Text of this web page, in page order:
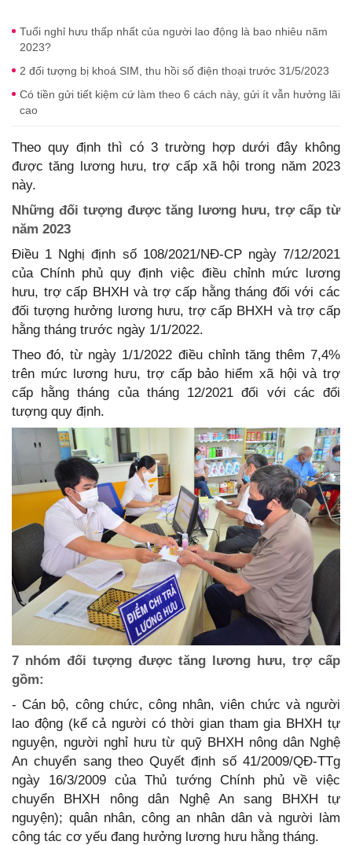
Tuổi nghỉ hưu thấp nhất của người lao động là bao nhiêu năm
2023?
2 đối tượng bị khoá SIM, thu hồi số điện thoại trước 31/5/2023
Có tiền gửi tiết kiệm cứ làm theo 6 cách này, gửi ít vẫn hưởng lãi
cao
Theo quy định thì có 3 trường hợp dưới đây không
được tăng lương hưu, trợ cấp xã hội trong năm 2023
này.
Những đối tượng được tăng lương hưu, trợ cấp từ
năm 2023
Điều 1 Nghị định số 108/2021/NĐ-CP ngày 7/12/2021
của Chính phủ quy định việc điều chỉnh mức lương
hưu, trợ cấp BHXH và trợ cấp hằng tháng đối với các
đối tượng hưởng lương hưu, trợ cấp BHXH và trợ cấp
hằng tháng trước ngày 1/1/2022.
Theo đó, từ ngày 1/1/2022 điều chỉnh tăng thêm 7,4%
trên mức lương hưu, trợ cấp bảo hiểm xã hội và trợ
cấp hằng tháng của tháng 12/2021 đối với các đối
tượng quy định.
7 nhóm đối tượng được tăng lương hưu, trợ cấp
gồm:
- Cán bộ, công chức, công nhân, viên chức và người
lao động (kể cả người có thời gian tham gia BHXH tự
nguyện, người nghỉ hưu từ quỹ BHXH nông dân Nghệ
An chuyển sang theo Quyết định số 41/2009/QĐ-TTg
ngày 16/3/2009 của Thủ tướng Chính phủ về việc
chuyển BHXH nông dân Nghệ An sang BHXH tự
nguyện); quân nhân, công an nhân dân và người làm
công tác cơ yếu đang hưởng lương hưu hằng tháng.